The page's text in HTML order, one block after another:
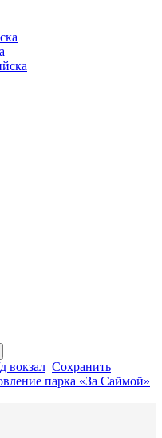
вокзал Сохранить
парка «За Саймой»